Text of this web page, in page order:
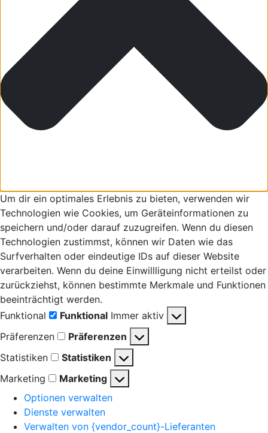
Um dir ein optimales Erlebnis zu bieten, verwenden wir
Technologien wie Cookies, um Geräteinformationen zu
speichern und/oder darauf zuzugreifen. Wenn du diesen
Technologien zustimmst, können wir Daten wie das
Surfverhalten oder eindeutige IDs auf dieser Website
verarbeiten. Wenn du deine Einwillligung nicht erteilst oder
zurückziehst, können bestimmte Merkmale und Funktionen
beeinträchtigt werden.
Funktional
Funktional Immer aktiv
Präferenzen
Präferenzen
Statistiken
Statistiken
Marketing
Marketing
Optionen verwalten
Dienste verwalten
Verwalten von {vendor_count}-Lieferanten